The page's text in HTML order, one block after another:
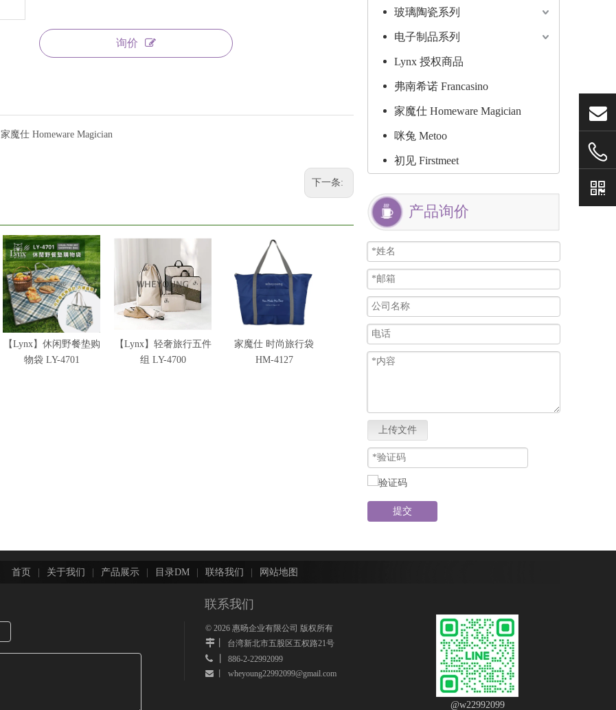
询价
家魔仕 Homeware Magician
下一条:
【Lynx】休闲野餐垫购
物袋 LY-4701
【Lynx】轻奢旅行五件
组 LY-4700
家魔仕 时尚旅行袋
HM-4127
玻璃陶瓷系列
电子制品系列
Lynx 授权商品
弗南希诺 Francasino
家魔仕 Homeware Magician
咪兔 Metoo
初见 Firstmeet
产品询价
上传文件
提交
首页 关于我们 产品展示 目录DM 联络我们 网站地图
联系我们
©2026 惠旸企业有限公司 版权所有
丨 台湾新北市五股区五权路21号
 丨886-2-22992099
 丨 wheyoung22992099@gmail.com
@w22992099